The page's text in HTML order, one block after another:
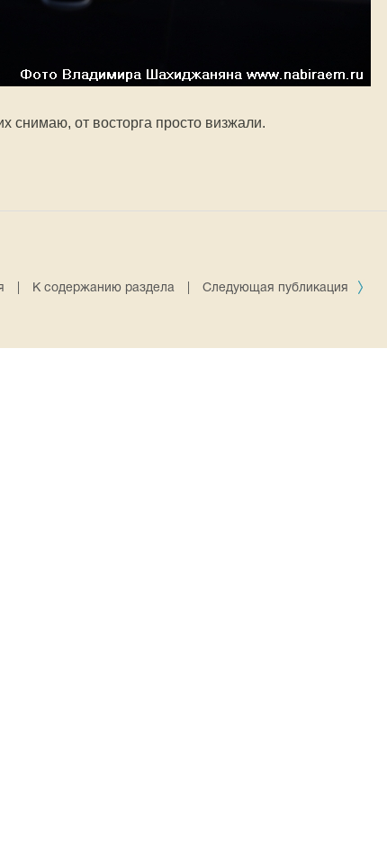
снимаю, от восторга просто визжали.
К содержанию раздела Следующая публикация